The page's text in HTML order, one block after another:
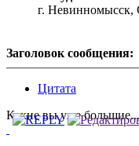
г. Невинномысск,
Заголовок сообщения:
Цитата
Какие вы уже